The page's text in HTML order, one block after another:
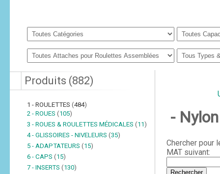
Produits (882)
1 - ROULETTES (484)
2 - ROUES (105)
3 - ROUES & ROULETTES MÉDICALES (11)
4 - GLISSOIRES - NIVELEURS (35)
5 - ADAPTATEURS (15)
6 - CAPS (15)
7 - INSERTS (130)
-
Chercher pour
MAT suivant: